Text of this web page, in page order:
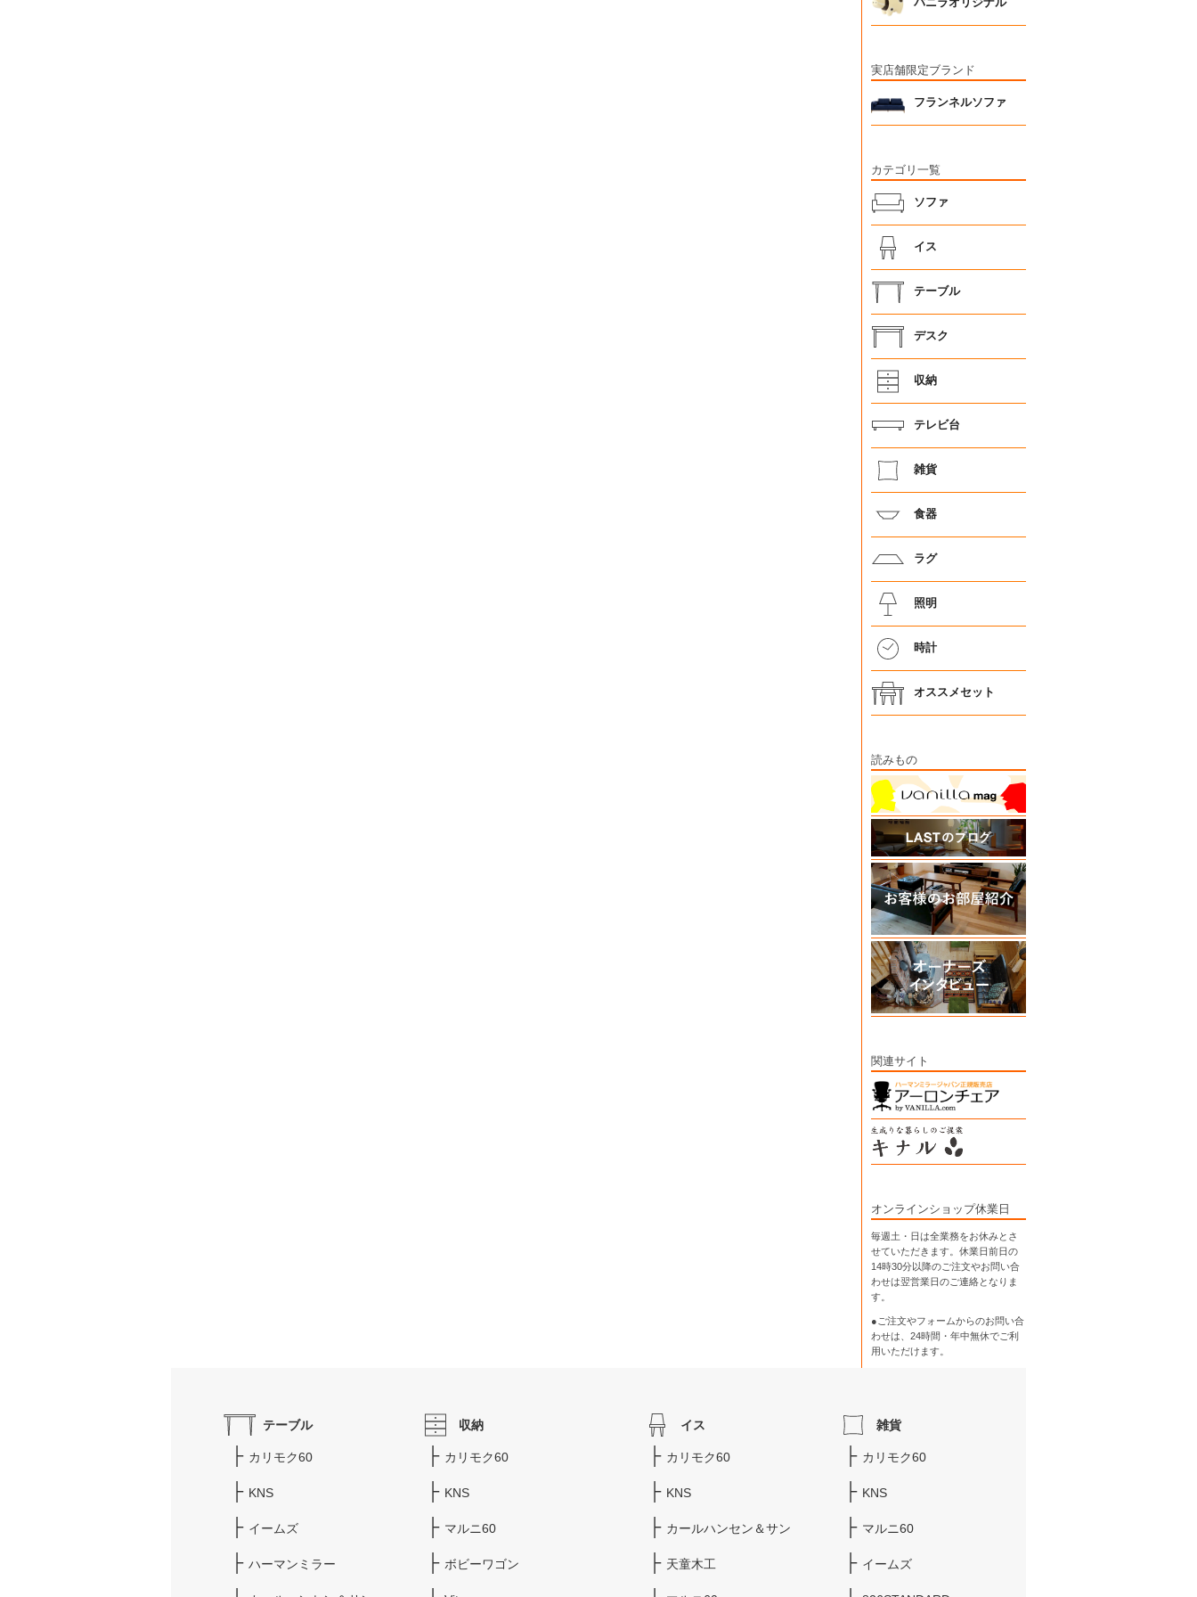
実店舗限定ブランド
フランネルソファ
カテゴリ一覧
ソファ
イス
テーブル
デスク
収納
テレビ台
雑貨
食器
ラグ
照明
時計
オススメセット
読みもの
関連サイト
オンラインショップ休業日
毎週土・日は全業務をお休みとさ
せていただきます。休業日前日の
14時30分以降のご注文やお問い合
わせは翌営業日のご連絡となりま
す。
●ご注文やフォームからのお問い合
わせは、 24時間・年中無休でご利
用いただけます。
テーブル
カリモク60
KNS
イームズ
ハーマンミラー
収納
カリモク60
KNS
マルニ60
ボビーワゴン
イス
カリモク60
KNS
カールハンセン＆サン
天童木工
雑貨
カリモク60
KNS
マルニ60
イームズ